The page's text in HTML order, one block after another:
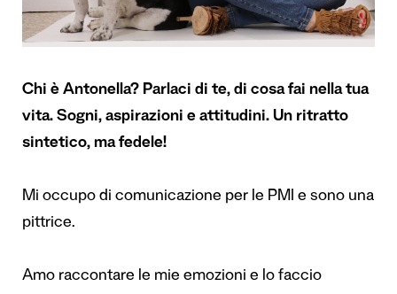
Chi è Antonella? Parlaci di te, di cosa fai nella tua
vita. Sogni, aspirazioni e attitudini. Un ritratto
sintetico, ma fedele!
Mi occupo di comunicazione per le PMI e sono una
pittrice.
Amo raccontare le mie emozioni e lo faccio